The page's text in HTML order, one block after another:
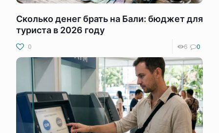
Сколько денег брать на Бали: бюджет для
туриста в 2026 году
0 6 0